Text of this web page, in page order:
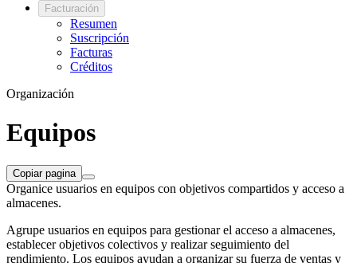
Facturación
Resumen
Suscripción
Facturas
Créditos
Organización
Equipos
Copiar pagina
Organice usuarios en equipos con objetivos compartidos y acceso a
almacenes.
Agrupe usuarios en equipos para gestionar el acceso a almacenes,
establecer objetivos colectivos y realizar seguimiento del
rendimiento. Los equipos ayudan a organizar su fuerza de ventas y